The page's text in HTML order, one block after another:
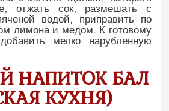
отжать сок, размешать с
водой, приправить по
лимона и медом. К готовому
мелко нарубленную
НАПИТОК БАЛ
КУХНЯ)